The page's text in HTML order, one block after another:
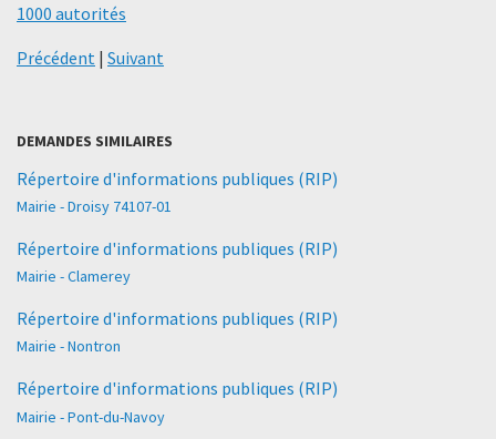
1000 autorités
Précédent | Suivant
DEMANDES SIMILAIRES
Répertoire d'informations publiques (RIP)
Mairie - Droisy 74107-01
Répertoire d'informations publiques (RIP)
Mairie - Clamerey
Répertoire d'informations publiques (RIP)
Mairie - Nontron
Répertoire d'informations publiques (RIP)
Mairie - Pont-du-Navoy